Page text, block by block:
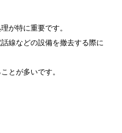
が特に重要です。
線などの設備を撤去する際に
とが多いです。